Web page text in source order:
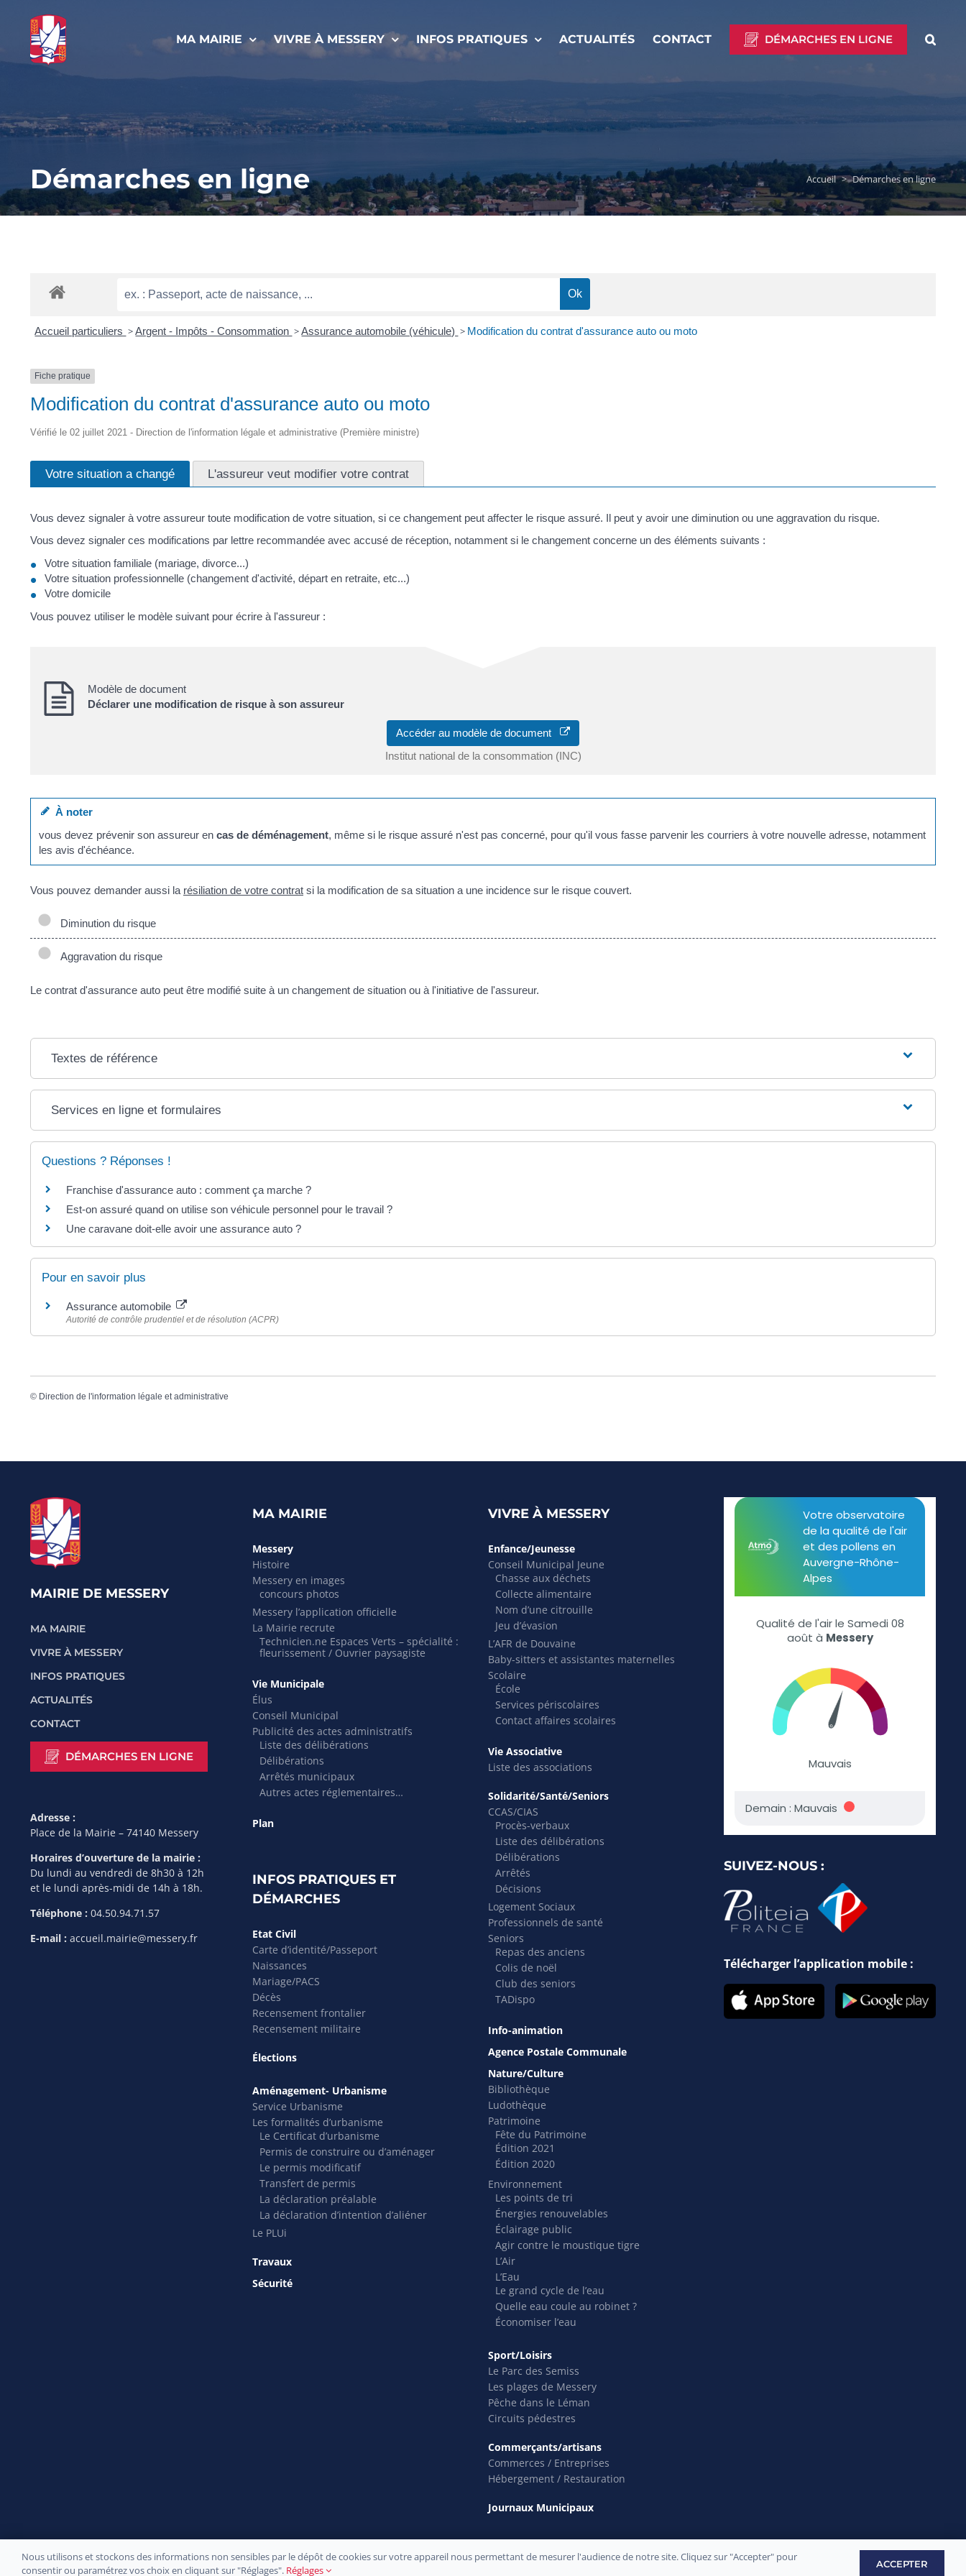
contenu
MA MAIRIE VIVRE À MESSERY INFOS PRATIQUES ACTUALITÉS CONTACT DÉMARCHES EN LIGNE
Démarches en ligne Accueil > Démarches en ligne
Accueil particuliers > Argent - Impôts - Consommation > Assurance automobile (véhicule) > Modification du contrat d'assurance auto ou moto
Fiche pratique
Modification du contrat d'assurance auto ou moto
Vérifié le 02 juillet 2021 - Direction de l'information légale et administrative (Première ministre)
Votre situation a changé L'assureur veut modifier votre contrat
Vous devez signaler à votre assureur toute modification de votre situation, si ce changement peut affecter le risque assuré. Il peut y avoir une diminution ou une aggravation du risque.
Vous devez signaler ces modifications par lettre recommandée avec accusé de réception, notamment si le changement concerne un des éléments suivants :
Votre situation familiale (mariage, divorce...)
Votre situation professionnelle (changement d'activité, départ en retraite, etc...)
Votre domicile
Vous pouvez utiliser le modèle suivant pour écrire à l'assureur :
Modèle de document
Déclarer une modification de risque à son assureur
Accéder au modèle de document
Institut national de la consommation (INC)
À noter
vous devez prévenir son assureur encas de déménagement, même si le risque assuré n'est pas concerné, pour qu'il vous fasse parvenir les courriers à votre nouvelle adresse, notamment
les avis d'échéance.
Vous pouvez demander aussi la résiliation de votre contratsi la modification de sa situation a une incidence sur le risque couvert.
Diminution du risque
Aggravation du risque
Le contrat d'assurance auto peut être modifié suite à un changement de situation ou à l'initiative de l'assureur.
Textes de référence
Services en ligne et formulaires
Questions ? Réponses !
Franchise d'assurance auto : comment ça marche ?
Est-on assuré quand on utilise son véhicule personnel pour le travail ?
Une caravane doit-elle avoir une assurance auto ?
Pour en savoir plus
Assurance automobile
Autorité de contrôle prudentiel et de résolution (ACPR)
© Direction de l'information légale et administrative
MAIRIE DE MESSERY
MA MAIRIE
VIVRE À MESSERY
INFOS PRATIQUES
ACTUALITÉS
CONTACT
DÉMARCHES EN LIGNE
Adresse :
Place de la Mairie – 74140 Messery
Horaires d’ouverture de la mairie :
Du lundi au vendredi de 8h30 à 12h
et le lundi après-midi de 14h à 18h.
Téléphone : 04.50.94.71.57
E-mail : accueil.mairie@messery.fr
MA MAIRIE
Messery
Histoire
Messery en images
concours photos
Messery l’application officielle
La Mairie recrute
Technicien.ne Espaces Verts – spécialité :
fleurissement / Ouvrier paysagiste
Vie Municipale
Élus
Conseil Municipal
Publicité des actes administratifs
Liste des délibérations
Délibérations
Arrêtés municipaux
Autres actes réglementaires…
Plan
INFOS PRATIQUES ET
DÉMARCHES
Etat Civil
Carte d’identité/Passeport
Naissances
Mariage/PACS
Décès
Recensement frontalier
Recensement militaire
Élections
Aménagement- Urbanisme
Service Urbanisme
Les formalités d’urbanisme
Le Certificat d’urbanisme
Permis de construire ou d’aménager
Le permis modificatif
Transfert de permis
La déclaration préalable
La déclaration d’intention d’aliéner
Le PLUi
Travaux
Sécurité
VIVRE À MESSERY
Enfance/Jeunesse
Conseil Municipal Jeune
Chasse aux déchets
Collecte alimentaire
Nom d’une citrouille
Jeu d’évasion
L’AFR de Douvaine
Baby-sitters et assistantes maternelles
Scolaire
École
Services périscolaires
Contact affaires scolaires
Vie Associative
Liste des associations
Solidarité/Santé/Seniors
CCAS/CIAS
Procès-verbaux
Liste des délibérations
Délibérations
Arrêtés
Décisions
Logement Sociaux
Professionnels de santé
Seniors
Repas des anciens
Colis de noël
Club des seniors
TADispo
Info-animation
Agence Postale Communale
Nature/Culture
Bibliothèque
Ludothèque
Patrimoine
Fête du Patrimoine
Édition 2021
Édition 2020
Environnement
Les points de tri
Énergies renouvelables
Éclairage public
Agir contre le moustique tigre
L’Air
L’Eau
Le grand cycle de l’eau
Quelle eau coule au robinet ?
Économiser l’eau
Sport/Loisirs
Le Parc des Semiss
Les plages de Messery
Pêche dans le Léman
Circuits pédestres
Commerçants/artisans
Commerces / Entreprises
Hébergement / Restauration
Journaux Municipaux
SUIVEZ-NOUS :
Télécharger l’application mobile :
Site officiel de la commune de Messery © 2021 –Mentions légales– Confidentialité– Développement parSply Prod
Nous utilisons et stockons des informations non sensibles par le dépôt de cookies sur votre appareil nous permettant de mesurer l'audience de notre site. Cliquez sur "Accepter" pour
consentir ou paramétrez vos choix en cliquant sur "Réglages". Réglages ACCEPTER